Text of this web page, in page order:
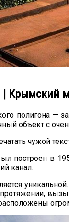
Крымский
полигона —
объект с
чужой
построен в
канал.